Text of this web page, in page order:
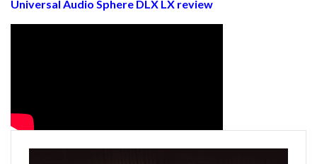
Universal Audio Sphere DLX LX review